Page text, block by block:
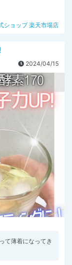
ショップ 楽天市場店
2024/04/15
て薄着になってき